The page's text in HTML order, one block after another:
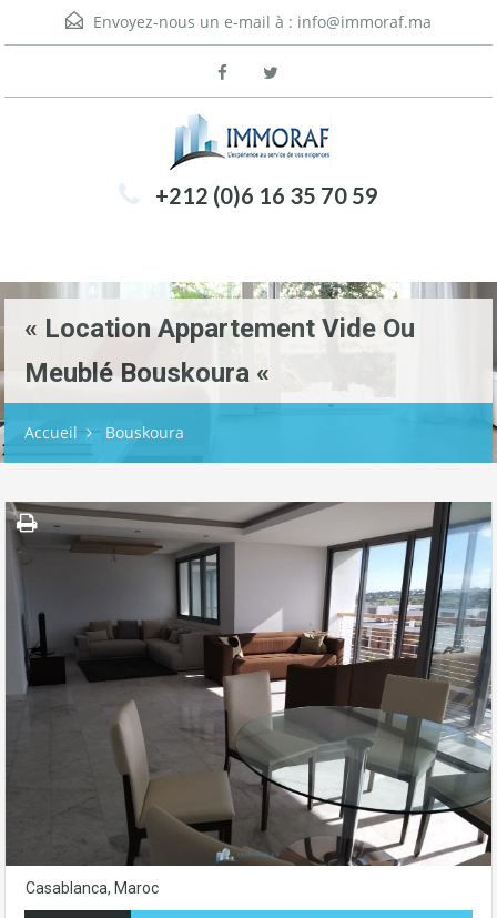
Envoyez-nous un e-mail à : info@immoraf.ma
+212 (0)6 16 35 70 59
« Location Appartement Vide Ou
Meublé Bouskoura «
Accueil Bouskoura
Casablanca, Maroc